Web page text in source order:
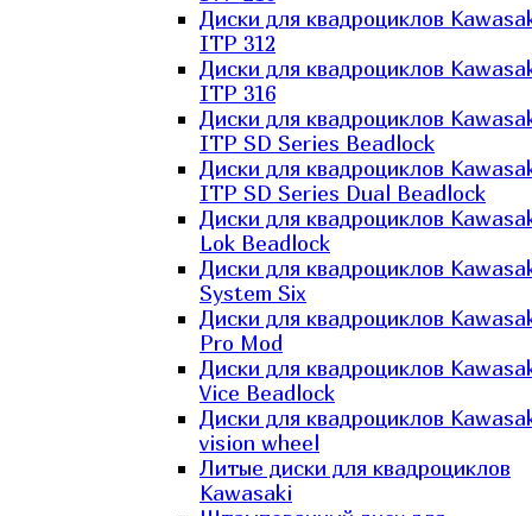
Диски для квадроциклов
ITP 312
Диски для квадроциклов
ITP 316
Диски для квадроциклов
ITP SD Series Beadlock
Диски для квадроциклов
ITP SD Series Dual Beadlock
Диски для квадроциклов
Lok Beadlock
Диски для квадроциклов
System Six
Диски для квадроциклов
Pro Mod
Диски для квадроциклов
Vice Beadlock
Диски для квадроциклов
vision wheel
Литые диски для квадроциклов
Kawasaki​